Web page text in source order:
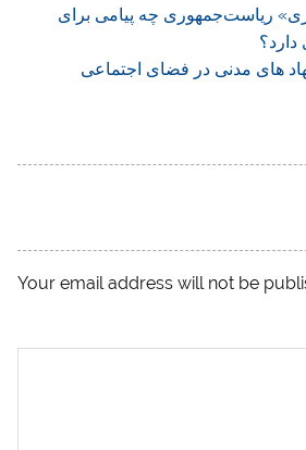
ریاست‌جمهوری چه پیامی برای
دارد؟
های مدنی در فضای اجتماعی
Your email address will not be